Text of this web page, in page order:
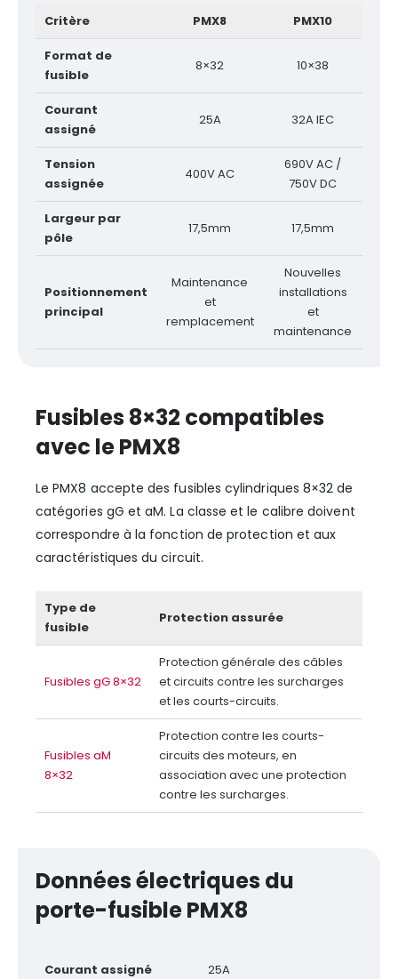
Critère PMX8 PMX10
Format de
fusible
8×32 10×38
Courant
assigné
25A 32A IEC
Tension
assignée
400V AC
690V AC /
750V DC
Largeur par
pôle
17,5mm 17,5mm
Positionnement
principal
Maintenance
et
remplacement
Nouvelles
installations
et
maintenance
Fusibles 8×32 compatibles
avec le PMX8
Le PMX8 accepte des fusibles cylindriques 8×32 de
catégories gG et aM. La classe et le calibre doivent
correspondre à la fonction de protection et aux
caractéristiques du circuit.
Type de
fusible
Protection assurée
Fusibles gG 8×32
Protection générale des câbles
et circuits contre les surcharges
et les courts-circuits.
Fusibles aM
8×32
Protection contre les courts-
circuits des moteurs, en
association avec une protection
contre les surcharges.
Données électriques du
porte-fusible PMX8
Courant assigné 25A